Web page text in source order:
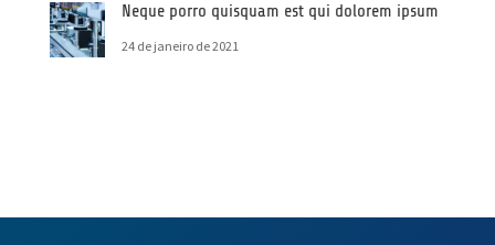
Neque porro quisquam est qui dolorem ipsum
24 de janeiro de 2021